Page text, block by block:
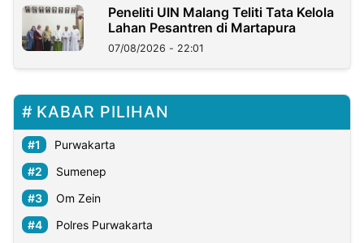
Peneliti UIN Malang Teliti Tata Kelola
Lahan Pesantren di Martapura
07/08/2026 - 22:01
KABAR PILIHAN
Purwakarta
Sumenep
Om Zein
Polres Purwakarta